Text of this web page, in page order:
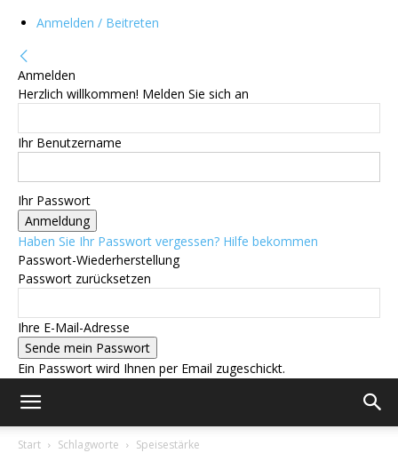
Anmelden / Beitreten
Anmelden
Herzlich willkommen! Melden Sie sich an
Ihr Benutzername
Ihr Passwort
Haben Sie Ihr Passwort vergessen? Hilfe bekommen
Passwort-Wiederherstellung
Passwort zurücksetzen
Ihre E-Mail-Adresse
Ein Passwort wird Ihnen per Email zugeschickt.
Start Schlagworte Speisestärke